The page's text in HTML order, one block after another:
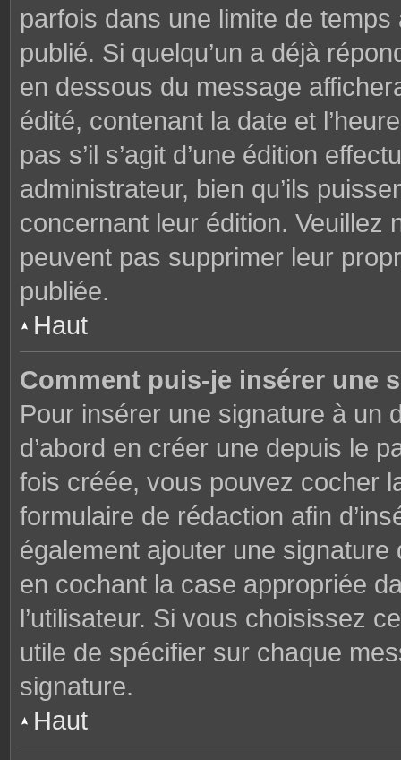
parfois dans une limite de
publié. Si quelqu’un a déjà
en dessous du message
édité, contenant la date et
pas s’il s’agit d’une édition
administrateur, bien qu’ils
concernant leur édition. Veuillez
peuvent pas supprimer leur
publiée.
Haut
Comment puis-je insérer une
Pour insérer une signature à un
d’abord en créer une depuis le
fois créée, vous pouvez cocher
formulaire de rédaction afin
également ajouter une
en cochant la case appropriée
l’utilisateur. Si vous choisissez
utile de spécifier sur chaque
signature.
Haut